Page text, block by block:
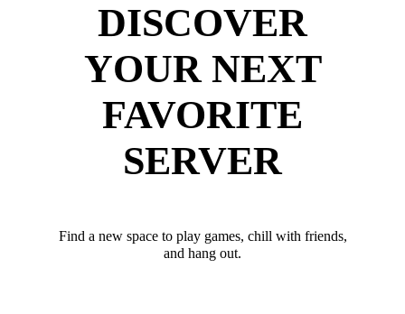
DISCOVER
YOUR NEXT
FAVORITE
SERVER
Find a new space to play games, chill with friends,
and hang out.